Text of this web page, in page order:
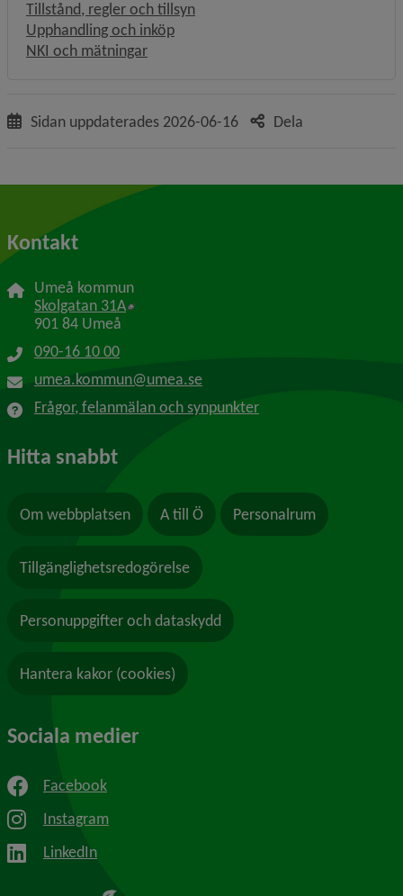
Tillstånd, regler och tillsyn
Upphandling och inköp
NKI och mätningar
Sidan uppdaterades 2026-06-16 Dela
Kontakt
Umeå kommun
Skolgatan 31A Länk till annan webbplats, öppnas i nytt
901 84 Umeå
090-16 10 00
umea.kommun@umea.se
Frågor, felanmälan och synpunkter
Hitta snabbt
Om webbplatsen A till Ö Personalrum
Tillgänglighetsredogörelse
Personuppgifter och dataskydd
Hantera kakor (cookies)
Sociala medier
Facebook
Instagram
LinkedIn